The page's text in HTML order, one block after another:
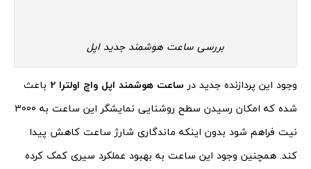
بررسی ساعت هوشمند جدید اپل
وجود این پردازنده جدید در ساعت هوشمند اپل واچ اولترا 2
باعث
شده که امکان رسیدن سطح روشنایی نمایشگر این ساعت به 3000
نیت فراهم شود بدون اینکه ماندگاری شارژ ساعت کاهش پیدا
کند. همچنین وجود این ساعت به بهبود عملکرد سیری کمک کرده